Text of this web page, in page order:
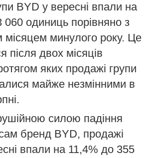
BYD у вересні впали на
одиниць порівняно з
місяцем минулого року. Це
після двох місяців
яких продажі групи
майже незмінними в
силою падіння
бренд BYD, продажі
впали на 11,4% до 355